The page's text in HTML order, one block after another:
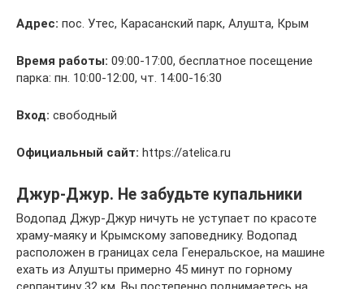
Адрес: пос. Утес, Карасанский парк, Алушта, Крым
Время работы: 09:00-17:00, бесплатное посещение
парка: пн. 10:00-12:00, чт. 14:00-16:30
Вход: свободный
Официальный сайт: https://atelica.ru
Джур-Джур. Не забудьте купальники
Водопад Джур-Джур ничуть не уступает по красоте
храму-маяку и Крымскому заповеднику. Водопад
расположен в границах села Генеральское, на машине
ехать из Алушты примерно 45 минут по горному